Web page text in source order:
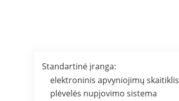
Standartinė įranga:
elektroninis apvyniojimų skaitiklis
plėvelės nupjovimo sistema